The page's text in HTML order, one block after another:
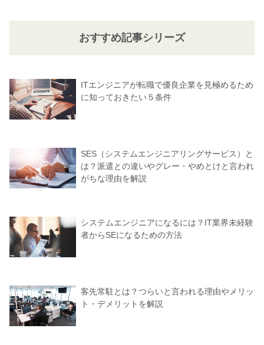
おすすめ記事シリーズ
ITエンジニアが転職で優良企業を見極めるため
に知っておきたい５条件
SES（システムエンジニアリングサービス）と
は？派遣との違いやグレー・やめとけと言われ
がちな理由を解説
システムエンジニアになるには？IT業界未経験
者からSEになるための方法
客先常駐とは？つらいと言われる理由やメリッ
ト・デメリットを解説